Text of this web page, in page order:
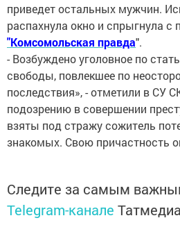
приведет остальных мужчин.
распахнула окно и спрыгнула с
"Комсомольская правда".
- Возбуждено уголовное по
свободы, повлекшее по
последствия», - отметили в СУ
подозрению в совершении
взяты под стражу сожитель
знакомых. Свою причастность
Следите за самым
Telegram-канале Татмедиа